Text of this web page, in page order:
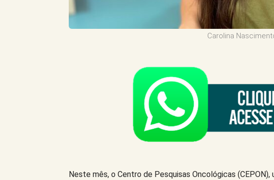
Carolina
Neste mês, o Centro de Pesquisas Oncológicas